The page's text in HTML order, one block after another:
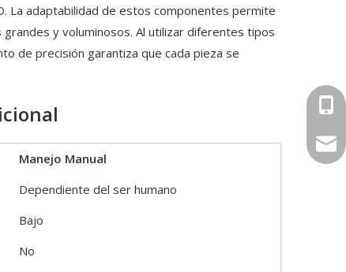
La adaptabilidad de estos componentes permite
y voluminosos. Al utilizar diferentes tipos
de precisión garantiza que cada pieza se
Manejo Manual
Dependiente del ser humano
Bajo
No